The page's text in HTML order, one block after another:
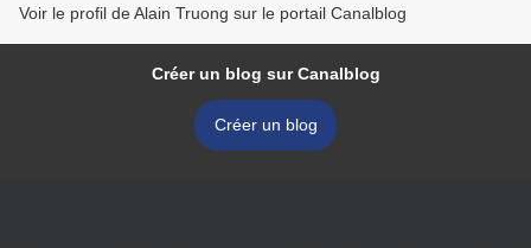
Voir le profil de Alain Truong sur le portail Canalblog
Créer un blog sur Canalblog
Créer un blog